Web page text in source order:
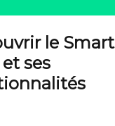
le Smart
ses